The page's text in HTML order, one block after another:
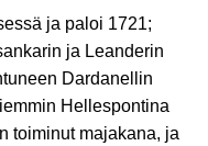
ja paloi 1721;
ja Leanderin
Dardanellin
Hellespontina
toiminut majakana, ja